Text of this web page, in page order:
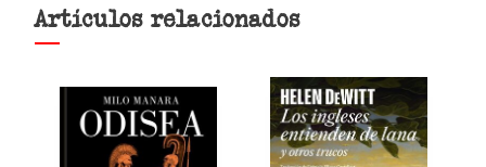
Artículos relacionados